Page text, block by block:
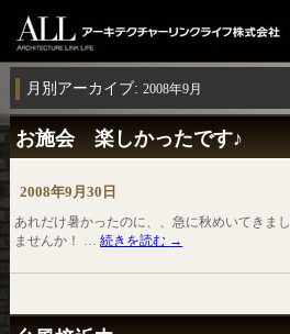
月別アーカイブ: 2008年9月
お施会 楽しかったです♪
2008年9月30日
あれだけ暑かったのに、、急に秋めいてきま
ませんか！ …続きを読む →